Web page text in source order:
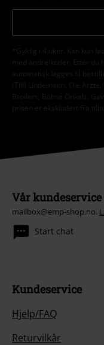
*Gyldig i 4 uker. Kan kun
med andre koder. Etter du
automatisk legges til
(Till) Lindemann, Die
Broilers, Böhse Onkelz,
prisen er ekskludert fra
Vår kundeservice
mailbox@emp-shop.no.
Start chat
Kundeservice
Hjelp/FAQ
Returvilkår